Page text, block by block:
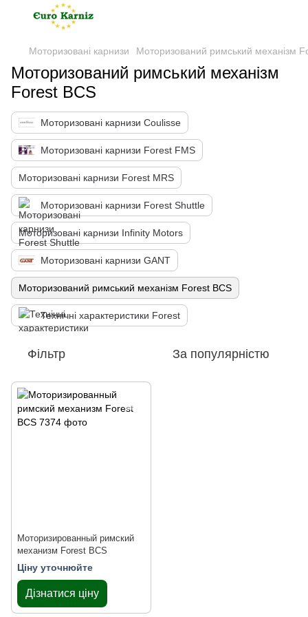
Моторизовані карнизи Моторизований римський механізм
Моторизований римський механізм
Forest BCS
Моторизовані карнизи Coulisse
Моторизовані карнизи Forest FMS
Моторизовані карнизи Forest MRS
Моторизовані карнизи Forest Shuttle
Моторизовані карнизи Infinity Motors
Моторизовані карнизи GANT
Моторизований римський механізм Forest BCS
Технічні характеристики Forest
Фільтр За популярністю
Моторизированный римский
механизм Forest BCS
Ціну уточнюйте
Дізнатися ціну